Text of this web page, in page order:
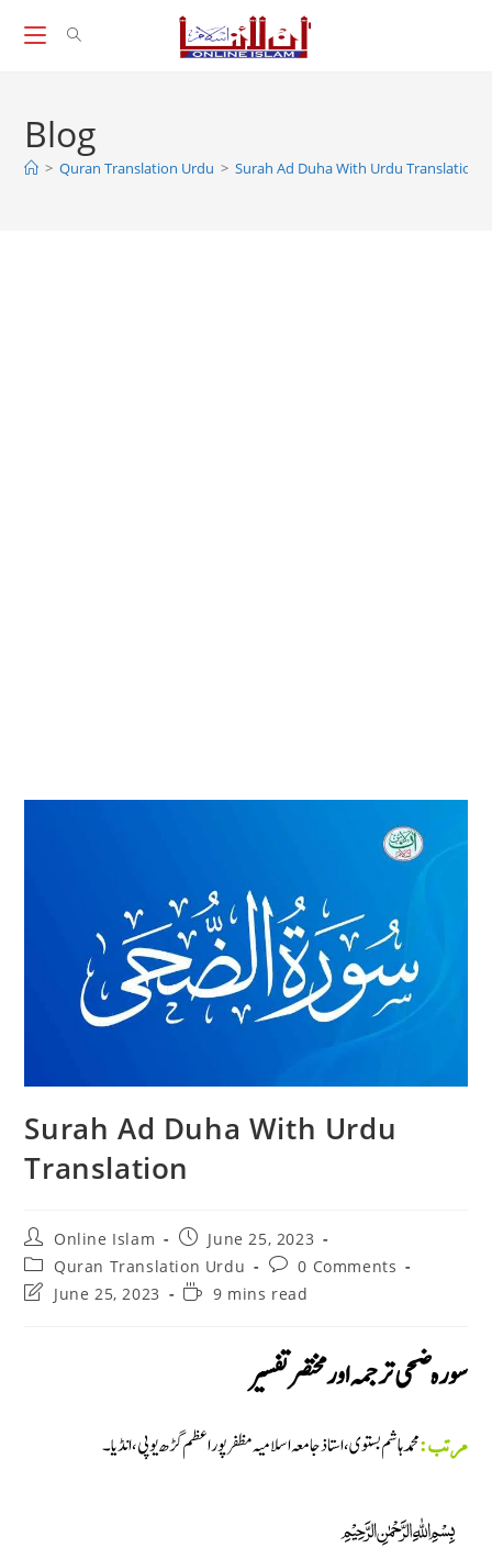
Blog
> Quran Translation Urdu > Surah Ad Duha With Urdu Translation
Surah Ad Duha With Urdu
Translation
Post
author:
Online Islam
Post
published:
June 25, 2023
Post
category:
Quran Translation Urdu
Post
comments:
0 Comments
PostJune 25, 2023
Reading9 mins read
سورہ ضحى ترجمہ اور مختصر تفسير
مرتب:محمد ہاشم بستوى، استاذ جامعہ اسلاميہ مظفر پور اعظم گڑھ يوپى، انڈيا۔
﷽